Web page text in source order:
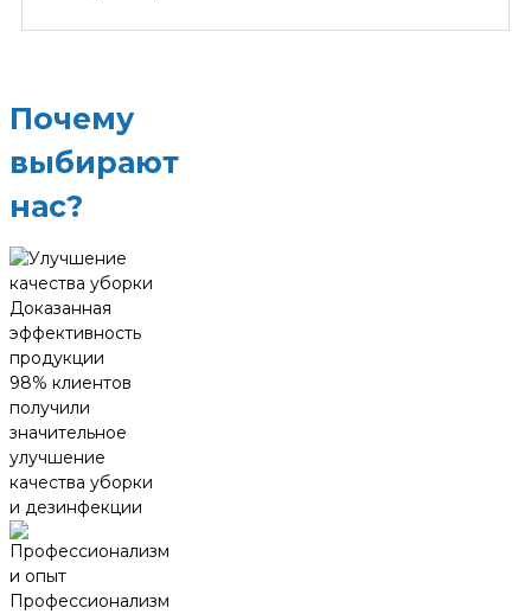
Почему
выбирают
нас?
Доказанная
эффективность
продукции
98% клиентов
получили
значительное
улучшение
качества уборки
и дезинфекции
Профессионализм